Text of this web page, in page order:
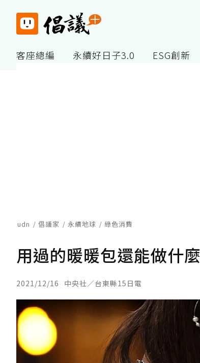
客座總編 永續好日子3.0 ESG創新
udn 倡議家 永續地球 綠色消費
用過的暖暖包還能做什
2021/12/16 中央社／台東縣15日電